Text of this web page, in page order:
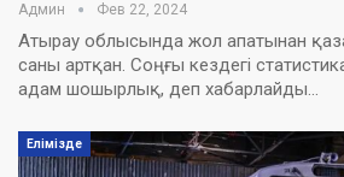
Админ Фев 22, 2024
Атырау облысында жол апатынан
саны артқан. Соңғы кездегі
адам шошырлық, деп хабарлайды…
Елімізде